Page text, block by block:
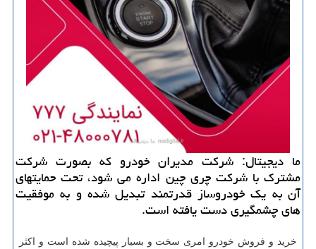
ما دیجیتال: شركت مدیران خودرو كه بصورت شركت
مشترك با شركت چری چین اداره می شود، تحت حمایتهای
آن به یك خودروساز قدرتمند تبدیل شده و به موفقیت
های چشمگیری دست یافته است.
خرید و فروش خودرو امری سخت و بسیار پیچیده شده است و اکثر